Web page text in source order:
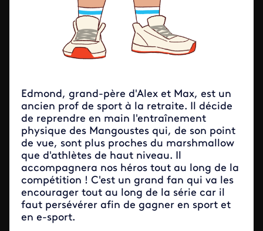
Edmond, grand-père d'Alex et Max, est un
ancien prof de sport à la retraite. Il décide
de reprendre en main l'entraînement
physique des Mangoustes qui, de son point
de vue, sont plus proches du marshmallow
que d'athlètes de haut niveau. Il
accompagnera nos héros tout au long de la
compétition ! C'est un grand fan qui va les
encourager tout au long de la série car il
faut persévérer afin de gagner en sport et
en e-sport.